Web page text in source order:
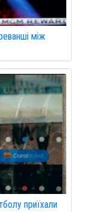
між
приїхали